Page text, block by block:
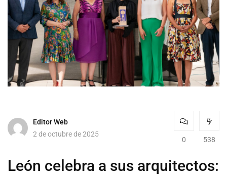
Editor Web
2 de octubre de 2025
0 538
León celebra a sus arquitectos: